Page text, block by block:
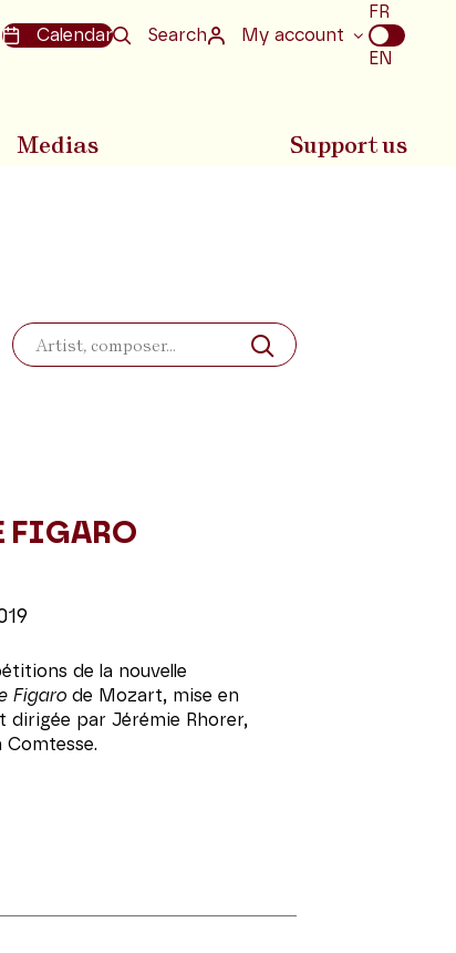
Calendar Search My account
Choix
de
la
FR
EN
Medias Support us
Search
FIGARO
de la nouvelle
Figarode Mozart, mise en
dirigée par Jérémie Rhorer,
Comtesse.